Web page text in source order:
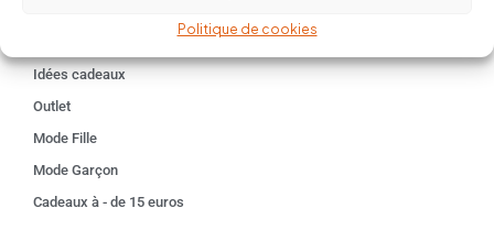
Politique de cookies
Idées cadeaux
Outlet
Mode Fille
Mode Garçon
Cadeaux à - de 15 euros